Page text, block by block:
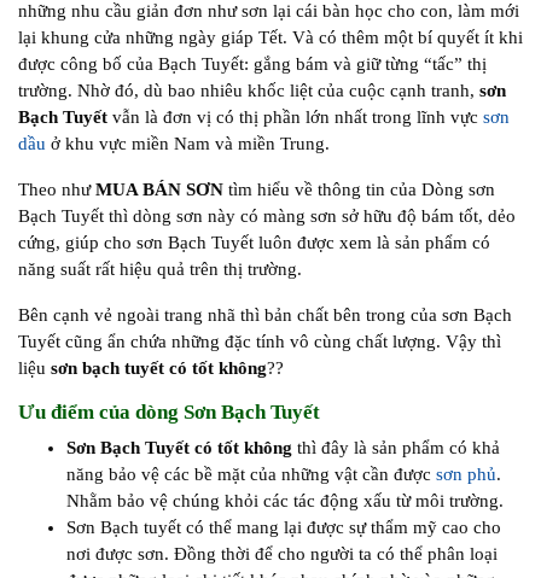
những nhu cầu giản đơn như sơn lại cái bàn học cho con, làm mới
lại khung cửa những ngày giáp Tết. Và có thêm một bí quyết ít khi
được công bố của Bạch Tuyết: gắng bám và giữ từng “tấc” thị
trường. Nhờ đó, dù bao nhiêu khốc liệt của cuộc cạnh tranh, sơn
Bạch Tuyết vẫn là đơn vị có thị phần lớn nhất trong lĩnh vực sơn
dầu ở khu vực miền Nam và miền Trung.
Theo nhưMUA BÁN SƠN tìm hiểu về thông tin của Dòng sơn
Bạch Tuyết thì dòng sơn này có màng sơn sở hữu độ bám tốt, dẻo
cứng, giúp cho sơn Bạch Tuyết luôn được xem là sản phẩm có
năng suất rất hiệu quả trên thị trường.
Bên cạnh vẻ ngoài trang nhã thì bản chất bên trong của sơn Bạch
Tuyết cũng ẩn chứa những đặc tính vô cùng chất lượng. Vậy thì
liệu sơn bạch tuyết có tốt không??
Ưu điểm của dòng Sơn Bạch Tuyết
Sơn Bạch Tuyết có tốt không thì đây là sản phẩm có khả
năng bảo vệ các bề mặt của những vật cần được sơn phủ.
Nhằm bảo vệ chúng khỏi các tác động xấu từ môi trường.
Sơn Bạch tuyết có thể mang lại được sự thẩm mỹ cao cho
nơi được sơn. Đồng thời để cho người ta có thể phân loại